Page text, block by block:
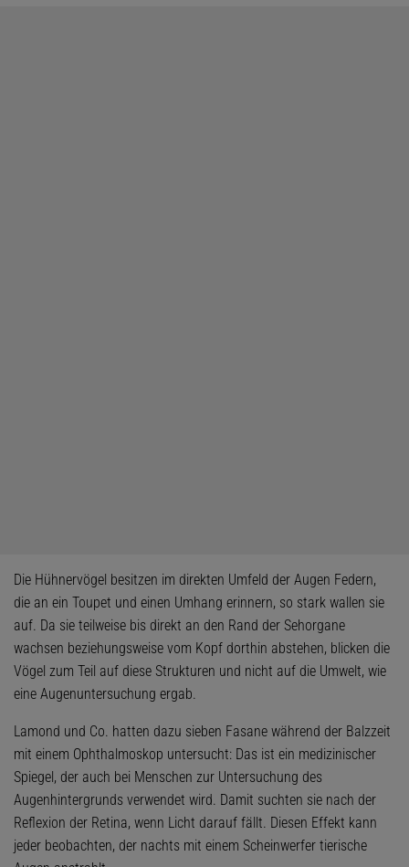
Die Hühnervögel besitzen im direkten Umfeld der Augen Federn,
die an ein Toupet und einen Umhang erinnern, so stark wallen sie
auf. Da sie teilweise bis direkt an den Rand der Sehorgane
wachsen beziehungsweise vom Kopf dorthin abstehen, blicken die
Vögel zum Teil auf diese Strukturen und nicht auf die Umwelt, wie
eine Augenuntersuchung ergab.
Lamond und Co. hatten dazu sieben Fasane während der Balzzeit
mit einem Ophthalmoskop untersucht: Das ist ein medizinischer
Spiegel, der auch bei Menschen zur Untersuchung des
Augenhintergrunds verwendet wird. Damit suchten sie nach der
Reflexion der Retina, wenn Licht darauf fällt. Diesen Effekt kann
jeder beobachten, der nachts mit einem Scheinwerfer tierische